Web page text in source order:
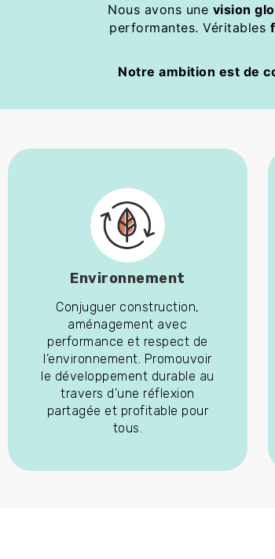
Nous avons une vision
performantes. Véritables
Notre ambition est de
Environnement
Conjuguer construction,
aménagement avec
performance et respect de
l’environnement. Promouvoir
le développement durable au
travers d’une réflexion
partagée et profitable pour
tous.